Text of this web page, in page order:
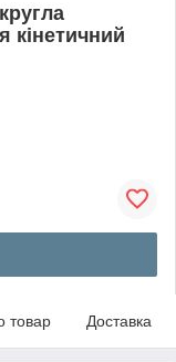
кінетичний
товар Доставка